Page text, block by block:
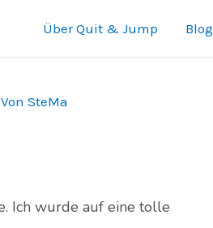
Über Quit & Jump Blog
SteMa
Ich wurde auf eine tolle